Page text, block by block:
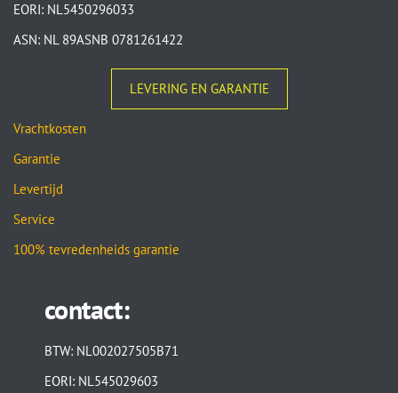
EORI: NL5450296033
ASN: NL 89ASNB 0781261422
LEVERING EN GARANTIE
Vrachtkosten
Garantie
Levertijd
Service
100% tevredenheids garantie
contact:
BTW: NL002027505B71
EORI: NL545029603